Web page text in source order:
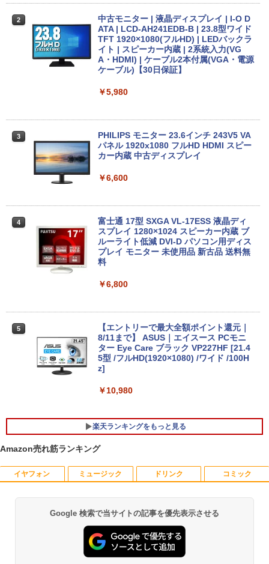
￥12,980
【少しだけ訳ありの格安品 】 Core i3 8
世代 windows11 レビュー記載でテンキ
メモリ 8GB SSD 256GB 15.6インチ 富
￥18,800
【1500円OFFクーポン】【WEBカメラ
ore i5 第8世代 Microsoft Office付き Wi
ndows11 NEC Versapro VM-7 ノートパ
ソコン 中古 PC パソコン 中古ノートPC
SSD1TB メモリ16GB
￥23,800
e搭載 windows1114インチ MS Office 2
019/高速CPU Celeron N3350/8GB メモ
リー/WIFI/USB3.0/miniHDMI/WEBカメ
ラ搭載/日本語キーボード オンライン授業
在宅勤務 パソコンノート 薄型軽量ノート
PC
￥29,980
＼11日まで限定価格／【楽天1位】ノー
ntium GOLD 6500Y メモリ12GB SSD25
設定済み 15.6インチ フルHD ノートPC
初心者 学生 在宅ワーク テンキー Wi-Fi
￥30,800
新品一体型 pc 一体型パソコン 22型 デス
クトップパソコン Windows11 MS offic
e搭載 CPU インテル Core i5 高速CPU フ
ルHD メモリー 8GB SSD 256GB 初期設
78°広視野角 WiFi対応 在宅勤務・ビジネ
8GB/256GB SSD Windows 11 Pro 超小
【エントリーでポイント100％還元のチ
ャンス】GMKtec ミニPC AMD Ryzen 5
DR5 32GB/最大128GB Radeon 760M P
A 静音 mini pc Windows11 Pro 4K 3画
面出力 M6 Ultra
￥91,999
【中古パソコン】Apple iMac 24inch M
256GB 無線 BT カメラ 24インチ Silver
]:美品
2
中古モニター | 液晶ディスプレイ | I-O D
ATA | LCD-AH241EDB-B | 23.8型ワイド
TFT 1920×1080(フルHD) | LEDバックラ
イト | スピーカー内蔵 | 2系統入力(VG
A・HDMI) | ケーブル2本付属(VGA・電源
ケーブル)【30日保証】
￥5,980
3
PHILIPS モニター 23.6インチ 243V5 VA
パネル 1920x1080 フルHD HDMI スピー
カー内蔵 中古ディスプレイ
￥6,600
4
富士通 17型 SXGA VL-17ESS 液晶ディ
スプレイ 1280×1024 スピーカー内蔵 ブ
ルーライト低減 DVI-D パソコン用ディス
プレイ モニター 未使用品 新古品 送料無
料
￥6,800
5
【エントリーで最大全額ポイント還元｜
8/11まで】 ASUS｜エイスース PCモニ
ター Eye Care ブラック VP227HF [21.4
5型 /フルHD(1920×1080) /ワイド /100H
z]
￥10,980
楽天ランキングをもっと見る
1 【送料無料】ながい窖／手塚治虫
Amazon売れ筋ランキング
イヤフォン
Anker Soundcore P40i オフホワイト
￥7,990
ミュージック
BRUCE WAYNE feat. Flo Milli, ATL Jacob
[Explicit]
￥250
ドリンク
【Amazon.co.jp限定】 い・ろ・は・す 2L P
ET ラベルレス ×8本
￥1,112
コミック
薬屋のひとりごと 17巻 (デジタル版ビッグガ
ンガンコミックス)
￥770
Google 検索で当サイトの記事を優先表示させる